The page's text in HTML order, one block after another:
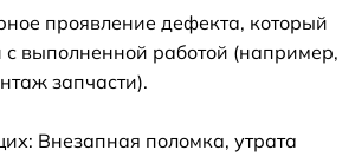
проявление дефекта, который
выполненной работой (например,
запчасти).
Внезапная поломка, утрата